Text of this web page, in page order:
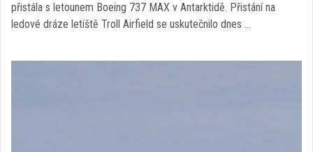
přistála s letounem Boeing 737 MAX v Antarktidě. Přistání na
ledové dráze letiště Troll Airfield se uskutečnilo dnes …